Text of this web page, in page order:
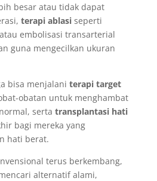
besar atau tidak dapat
terapi ablasiseperti
embolisasi transarterial
guna mengecilkan ukuran
bisa menjalani terapi target
obatan untuk menghambat
serta transplantasi hati
bagi mereka yang
hati berat.
terus berkembang,
alternatif alami,